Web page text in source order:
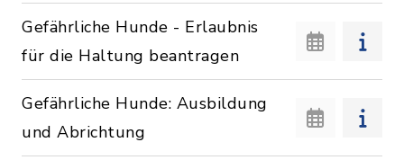
Gefährliche Hunde - Erlaubnis
für die Haltung beantragen
Gefährliche Hunde: Ausbildung
und Abrichtung